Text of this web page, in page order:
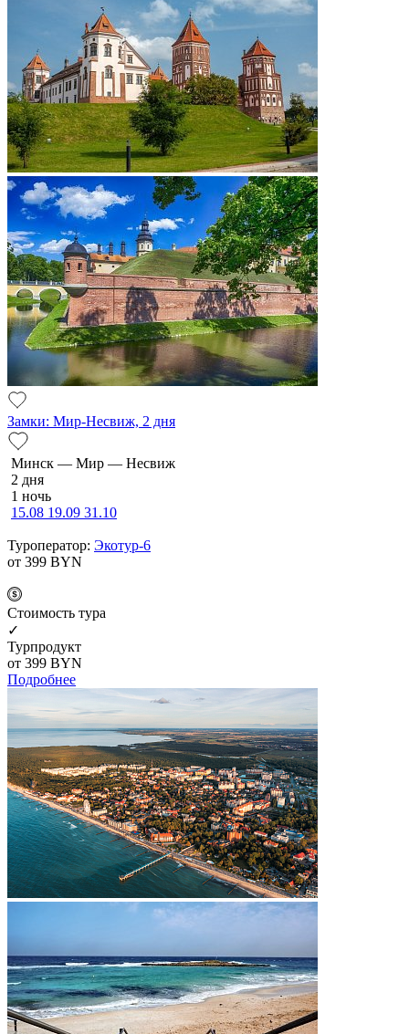
Замки: Мир-Несвиж, 2 дня
Минск — Мир — Несвиж
2 дня
1 ночь
15.08 19.09 31.10
Туроператор: Экотур-6
от 399 BYN
Cтоимость тура
✓
Турпродукт
от 399 BYN
Подробнее